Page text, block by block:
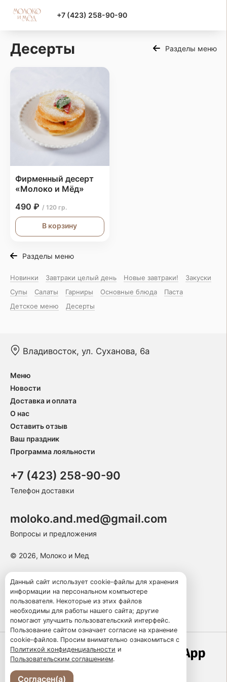
+7 (423) 258-90-90
Десерты Разделы меню
Фирменный десерт
«Молоко и Мёд»
490 ₽ / 120 гр.
В корзину
Разделы меню
Новинки Завтраки целый день Новые завтраки!
Закуски
Супы
Салаты Гарниры Основные блюда
Паста
Детское меню
Десерты
Владивосток, ул. Суханова, 6а
Меню
Новости
Доставка и оплата
О нас
Оставить отзыв
Ваш праздник
Программа лояльности
+7 (423) 258-90-90
Телефон доставки
moloko.and.med@gmail.com
Вопросы и предложения
© 2026, Молоко и Мед
Пользовательское соглашение
Политика конфиденциальности
Публичная оферта
Работает по технологии
Данный сайт использует cookie-файлы для хранения
информации на персональном компьютере
пользователя. Некоторые из этих файлов
необходимы для работы нашего сайта; другие
помогают улучшить пользовательский интерфейс.
Пользование сайтом означает согласие на хранение
cookie-файлов. Просим внимательно ознакомиться с
Политикой конфиденциальности и
Пользовательским соглашением.
Согласен(а)